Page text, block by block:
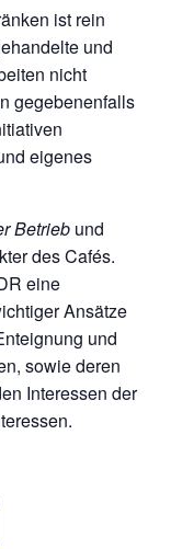
ist rein
und
nicht
gegebenenfalls
eigenes
Betrieb und
des Cafés.
eine
Ansätze
und
sowie deren
Interessen der